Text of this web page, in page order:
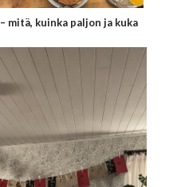
kuinka paljon ja kuka